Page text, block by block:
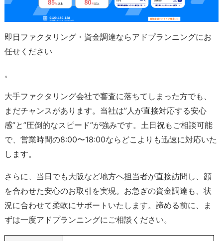
即日ファクタリング・資金調達ならアドプランニングにお
任せください
。
大手ファクタリング会社で審査に落ちてしまった方でも、
まだチャンスがあります。当社は”人が直接対応する安心
感”と”圧倒的なスピード”が強みです。土日祝もご相談可能
で、営業時間の8:00〜18:00ならどこよりも迅速に対応いた
します。
さらに、当日でも大阪など地方へ担当者が直接訪問し、顔
を合わせた安心のお取引を実現。お急ぎの資金調達も、状
況に合わせて柔軟にサポートいたします。諦める前に、ま
ずは一度アドプランニングにご相談ください。